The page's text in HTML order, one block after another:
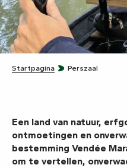
Startpagina Perszaal
Een land van natuur,
ontmoetingen en
bestemming Vendée
om te vertellen,